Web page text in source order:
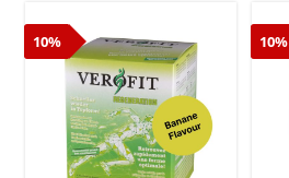
10% 10%